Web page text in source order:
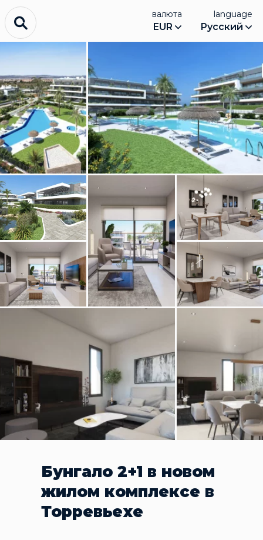
валюта
EUR
language
Русский
Бунгало 2+1 в новом
жилом комплексе в
Торревьехе